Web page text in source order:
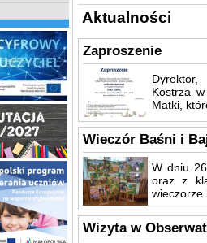
Aktualności
Zaproszenie
Dyrektor,
Kostrza
Matki,
Wieczór Baśni i
W dniu
oraz z
wieczorze
Wizyta w